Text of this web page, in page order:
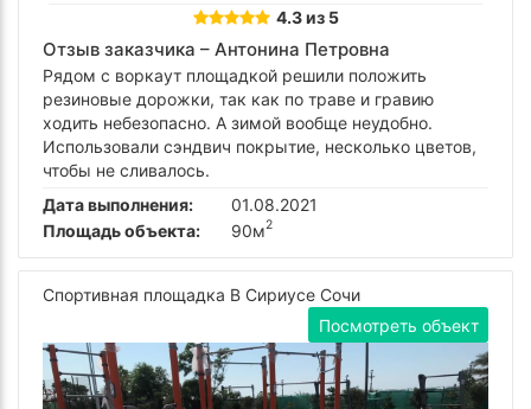
4.3 из 5
Отзыв заказчика – Антонина Петровна
Рядом с воркаут площадкой решили положить
резиновые дорожки, так как по траве и гравию
ходить небезопасно. А зимой вообще неудобно.
Использовали сэндвич покрытие, несколько цветов,
чтобы не сливалось.
Дата выполнения:
01.08.2021
Площадь объекта:
90м2
Спортивная площадка В Сириусе Сочи
Посмотреть объект